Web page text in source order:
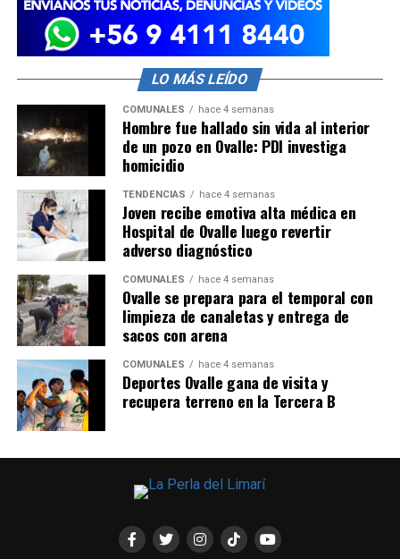
LO MÁS LEÍDO
COMUNALES hace 4 semanas
Hombre fue hallado sin vida al interior
de un pozo en Ovalle: PDI investiga
homicidio
TENDENCIAS hace 4 semanas
Joven recibe emotiva alta médica en
Hospital de Ovalle luego revertir
adverso diagnóstico
COMUNALES hace 4 semanas
Ovalle se prepara para el temporal con
limpieza de canaletas y entrega de
sacos con arena
COMUNALES hace 4 semanas
Deportes Ovalle gana de visita y
recupera terreno en la Tercera B